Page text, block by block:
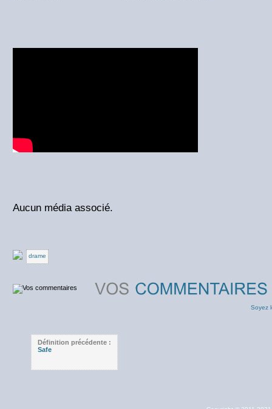
Aucun média associé.
drame
Soyez
Définition précédente :
Safe